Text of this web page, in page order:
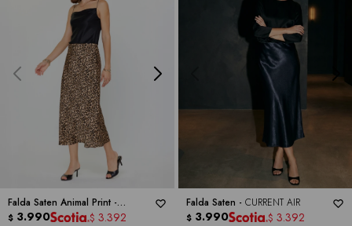
Falda Saten Animal Print -
CURRENT AIR
$ 3.990 $ 3.392
Falda Saten - CURRENT AIR
$ 3.990 $ 3.392